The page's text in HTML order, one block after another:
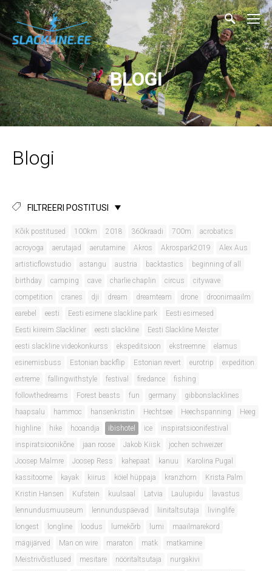
BLOGI
Blogi
FILTREERI POSTITUSI
Kõik postitused 100km 2018 360kraadi 700m
acrobatics
acroyoga
aerutajad aerutamine Akros Akrospark2019
Alex Aus
artisticflowstudio
astangu austria backtastics
beginning of all
birthday
camping cave charlie chaplin circus
citywave
competition
cranes dji dream dreamteam drone
droonimaailm
earebel
eesti Eesti esimene slackline park
Eesti esimesed
Eesti kiireim Slackliner
eesti slackline
Eesti Slackline Meister
eesti slackline videokonkurss
ekspeditsioon ekstreemne
elamus
esinemisbuss
Estonian backflip Estonian revert eurotrip
expedition
extreme
fallingwithstyle festival firedance
fishing
followthedreams
Forest beasts fun germany
gibbonslacklines
haapsalu
hammoc hansenkristin Hechtsee Heechspanning
Heeg
highline
hike hooandja ibishotel ice
inspiratsioonifestival
inspiratsioonikõne
jaan roose Jakob Kiisk
jochen schweizer
Joosep Malmre
Joosep Ress kahepaat kanuu
Karolina Pugal
kassitoome
kayak kiirus köiel hüppaja kranzhorn
Krista Palm
Kristin Hansen
Kufstein kuulsaal Latvia Laulupidu
lavastus
lennundusmuuseum
lennunduspäevad liinitaltsutaja
livinglife
longest
longline loodus lumekõrb lumi
maailmarekord
mägijärved
Man on wire maraton matk
matkamine
Meistrivõistlused
mesitare nööritaltsutaja
nurgakivi